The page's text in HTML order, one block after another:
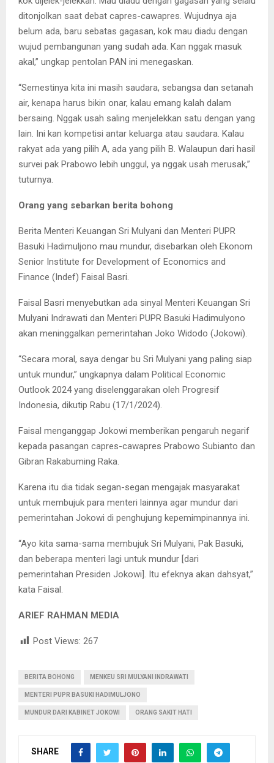
ditonjolkan saat debat capres-cawapres. Wujudnya aja
belum ada, baru sebatas gagasan, kok mau diadu dengan
wujud pembangunan yang sudah ada. Kan nggak masuk
akal,” ungkap pentolan PAN ini menegaskan.
“Semestinya kita ini masih saudara, sebangsa dan setanah
air, kenapa harus bikin onar, kalau emang kalah dalam
bersaing. Nggak usah saling menjelekkan satu dengan yang
lain. Ini kan kompetisi antar keluarga atau saudara. Kalau
rakyat ada yang pilih A, ada yang pilih B. Walaupun dari hasil
survei pak Prabowo lebih unggul, ya nggak usah merusak,”
tuturnya.
Orang yang sebarkan berita bohong
Berita Menteri Keuangan Sri Mulyani dan Menteri PUPR
Basuki Hadimuljono mau mundur, disebarkan oleh Ekonom
Senior Institute for Development of Economics and
Finance (Indef) Faisal Basri.
Faisal Basri menyebutkan ada sinyal Menteri Keuangan Sri
Mulyani Indrawati dan Menteri PUPR Basuki Hadimulyono
akan meninggalkan pemerintahan Joko Widodo (Jokowi).
“Secara moral, saya dengar bu Sri Mulyani yang paling siap
untuk mundur,” ungkapnya dalam Political Economic
Outlook 2024 yang diselenggarakan oleh Progresif
Indonesia, dikutip Rabu (17/1/2024).
Faisal menganggap Jokowi memberikan pengaruh negarif
kepada pasangan capres-cawapres Prabowo Subianto dan
Gibran Rakabuming Raka.
Karena itu dia tidak segan-segan mengajak masyarakat
untuk membujuk para menteri lainnya agar mundur dari
pemerintahan Jokowi di penghujung kepemimpinannya ini.
“Ayo kita sama-sama membujuk Sri Mulyani, Pak Basuki,
dan beberapa menteri lagi untuk mundur [dari
pemerintahan Presiden Jokowi]. Itu efeknya akan dahsyat,”
kata Faisal.
ARIEF RAHMAN MEDIA
Post Views: 267
BERITA BOHONG MENKEU SRI MULYANI INDRAWATI
MENTERI PUPR BASUKI HADIMULJONO
MUNDUR DARI KABINET JOKOWI ORANG SAKIT HATI
SHARE